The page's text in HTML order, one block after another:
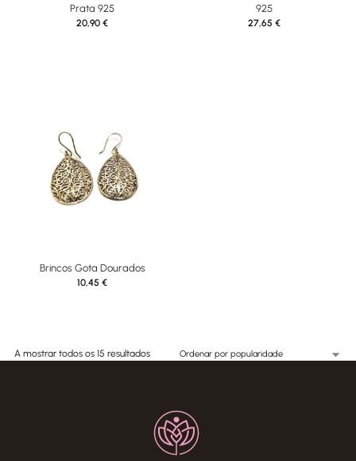
Prata 925
20,90 €
925
27,65 €
Brincos Gota Dourados
10,45 €
A mostrar todos os 15 resultados